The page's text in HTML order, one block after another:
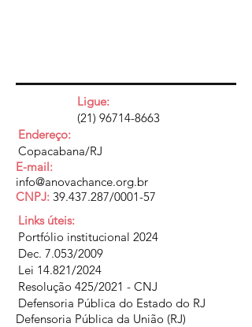
Ligue:
(21) 96714-8663
Endereço:
Copacabana/RJ
E-mail:
info@anovachance.org.br
CNPJ: 39.437.287/0001-57
Links úteis:
Portfólio institucional 2024
Dec. 7.053/2009
Lei 14.821/2024
Resolução 425/2021 - CNJ
Defensoria Pública do Estado do RJ
Defensoria Pública da União (RJ)